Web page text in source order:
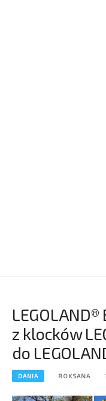
z klocków
do
DANIA ROKSANA